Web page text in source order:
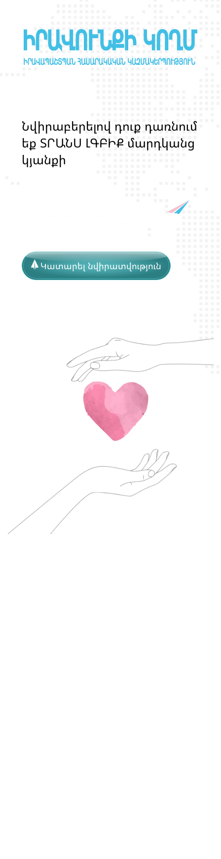
Նվիրաբերելով դոք դառնոմ
եք ՏՐԱՆՍ ԼԳԲԻՔ մարդկանց
կյանքի
Կատարել նվիրատվություն